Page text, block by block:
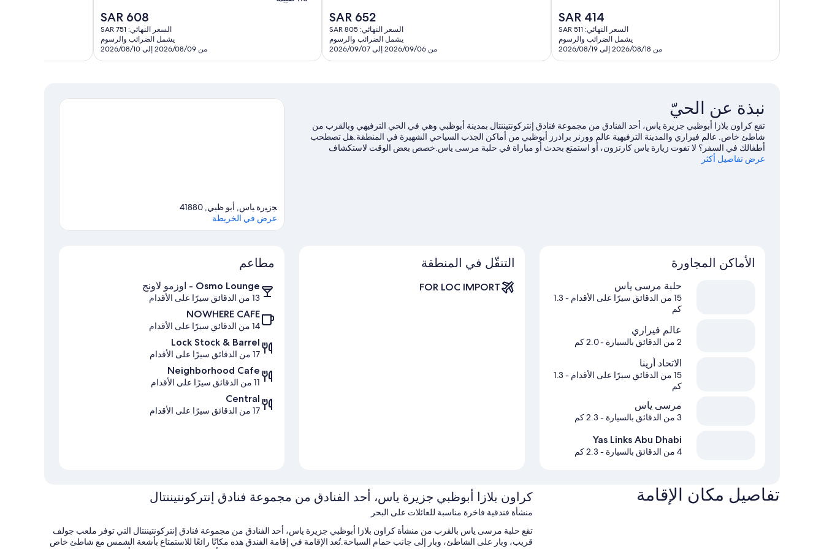
السعر
الحالي
هو
SAR
414
SAR 414
السعر النهائي: SAR 511
يشمل الضرائب والرسوم
من 2026/08/18 إلى 2026/08/19
السعر
الحالي
هو
SAR
652
SAR 652
السعر النهائي: SAR 805
يشمل الضرائب والرسوم
من 2026/09/06 إلى 2026/09/07
السعر
الحالي
هو
SAR
608
SAR 608
السعر النهائي: SAR 751
يشمل الضرائب والرسوم
من 2026/08/09 إلى 2026/08/10
نبذة عن الحيّ
تقع كراون بلازا أبوظبي جزيرة ياس، أحد الفنادق من مجموعة فنادق إنتركونتيننتال بمدينة أبوظبي وهي في الحي الترفيهي وبالقرب من
شاطئ خاص. عالم فيراري والمدينة الترفيهية عالم وورنر براذرز أبوظبي من أماكن الجذب السياحي الشهيرة في المنطقة.هل تصطحب
أطفالك في السفر؟ لا تفوت زيارة ياس كارتزون، أو استمتع بحدث أو مباراة في حلبة مرسى ياس.خصص بعض الوقت لاستكشاف
الأنشطة المتوفرة في المنطقة، بما في ذلك الجولف، وركوب قوارب التجديف، ورحلات سفاري.
عرض تفاصيل أكثر
ﺠﺯﻴﺭﺓ ﻴﺎﺱ, أبو ظبي, 41880
عرض في الخريطة
الأماكن المجاورة
حلبة مرسى ياس
15 من الدقائق سيرًا على الأقدام
- 1.3
كم
عالم فيراري
2 من الدقائق بالسيارة - 2.0 كم
الاتحاد أرينا
15 من الدقائق سيرًا على الأقدام
- 1.3
كم
مرسى ياس
3 من الدقائق بالسيارة - 2.3 كم
Yas Links Abu Dhabi
4 من الدقائق بالسيارة - 2.3 كم
التنقّل في المنطقة
FOR LOC IMPORT
مطاعم
Osmo Lounge - اوزمو لاونج
13 من الدقائق سيرًا على الأقدام
NOWHERE CAFE
14 من الدقائق سيرًا على الأقدام
Lock Stock & Barrel
17 من الدقائق سيرًا على الأقدام
Neighborhood Cafe
11 من الدقائق سيرًا على الأقدام
Central
17 من الدقائق سيرًا على الأقدام
تفاصيل مكان الإقامة كراون بلازا أبوظبي جزيرة ياس، أحد الفنادق من مجموعة فنادق إنتركونتيننتال
منشأة فندقية فاخرة مناسبة للعائلات على البحر
تقع حلبة مرسى ياس بالقرب من منشأة كراون بلازا أبوظبي جزيرة ياس، أحد الفنادق من مجموعة فنادق إنتركونتيننتال التي توفر ملعب جولف
قريب، وبار على الشاطئ، وبار إلى جانب حمام السباحة.تُعد الإقامة في إقامة الفندق هذه مكانًا رائعًا للاستمتاع بأشعة الشمس مع شاطئ خاص